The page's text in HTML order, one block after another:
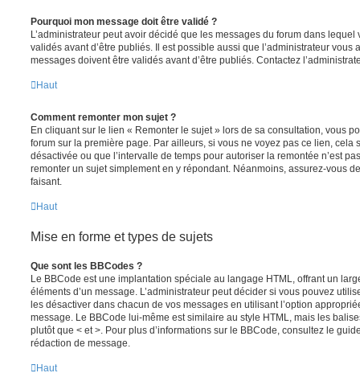
Pourquoi mon message doit être validé ?
L’administrateur peut avoir décidé que les messages du forum dans lequel
validés avant d’être publiés. Il est possible aussi que l’administrateur vous
messages doivent être validés avant d’être publiés. Contactez
Haut
Comment remonter mon sujet ?
En cliquant sur le lien « Remonter le sujet » lors de sa consultation, vous
forum sur la première page. Par ailleurs, si vous ne voyez pas ce lien, cela
désactivée ou que l’intervalle de temps pour autoriser la remontée n’est
remonter un sujet simplement en y répondant. Néanmoins, assurez-vous
faisant.
Haut
Mise en forme et types de sujets
Que sont les BBCodes ?
Le BBCode est une implantation spéciale au langage HTML, offrant un
éléments d’un message. L’administrateur peut décider si vous pouvez
les désactiver dans chacun de vos messages en utilisant l’option
message. Le BBCode lui-même est similaire au style HTML, mais les
plutôt que < et >. Pour plus d’informations sur le BBCode, consultez le
rédaction de message.
Haut